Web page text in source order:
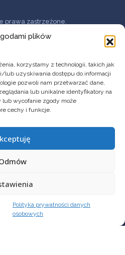
plików
korzystamy z technologii, takich jak
lub uzyskiwania dostępu do informacji
pozwoli nam przetwarzać dane,
lub unikalne identyfikatory na
lub wycofanie zgody może
cechy i funkcje.
Polityka prywatności danych
osobowych
prawa zastrzeżone.